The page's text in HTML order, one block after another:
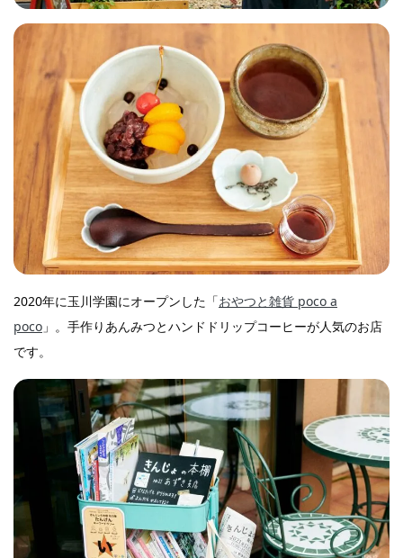
2020年に玉川学園にオープンした「おやつと雑貨 poco a
poco 」。手作りあんみつとハンドドリップコーヒーが人気のお店
です。